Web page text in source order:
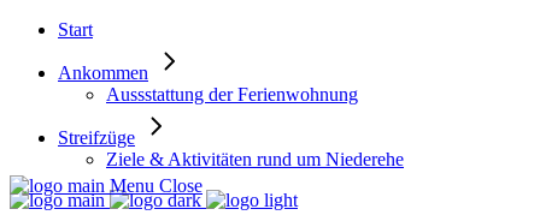
Start
Ankommen
Aussstattung der Ferienwohnung
Streifzüge
Ziele & Aktivitäten rund um Niederehe
Menu Close